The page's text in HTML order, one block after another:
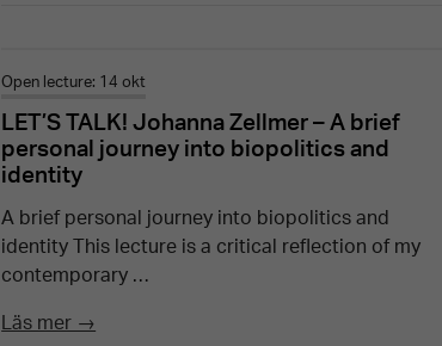
Open lecture: 14 okt
LET’S TALK! Johanna Zellmer – A brief
personal journey into biopolitics and
identity
A brief personal journey into biopolitics and
identity This lecture is a critical reflection of my
contemporary …
Läs mer →